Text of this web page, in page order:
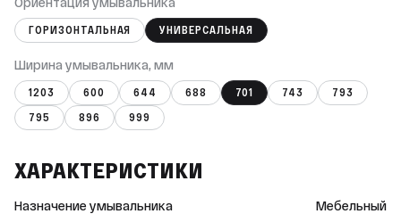
ГОРИЗОНТАЛЬНАЯ УНИВЕРСАЛЬНАЯ
Ширина умывальника, мм
1203 600 644 688 701 743
793
795
896 999
ХАРАКТЕРИСТИКИ
Назначение умывальника Мебельный